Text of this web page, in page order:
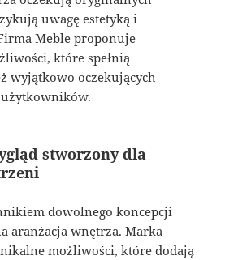
uwagę estetyką i
Meble proponuje
które spełnią
wyjątkowo oczekujących
stworzony dla
dowolnego koncepcji
aranżacja wnętrza. Marka
możliwości, które dodają